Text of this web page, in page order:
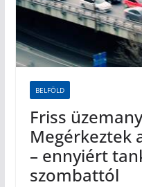
BELFÖLD
Friss
Megérkeztek
– ennyiért
szombattól